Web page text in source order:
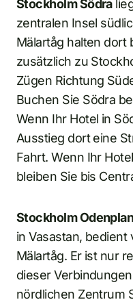
Stockholm Södra
zentralen Insel
Mälartåg halten dort
zusätzlich zu
Zügen Richtung
Buchen Sie Södra
Wenn Ihr Hotel in
Ausstieg dort eine
Fahrt. Wenn Ihr
bleiben Sie bis
Stockholm Odenplan
in Vasastan, bedient
Mälartåg. Er ist nur
dieser
nördlichen Zentrum